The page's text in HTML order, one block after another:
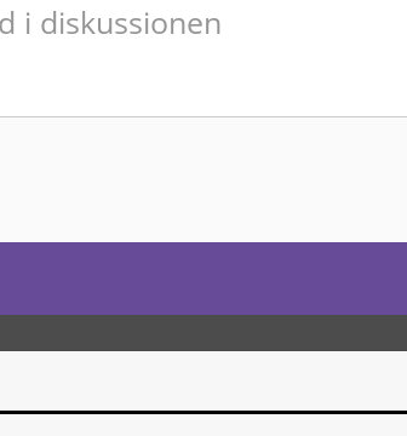
i diskussionen